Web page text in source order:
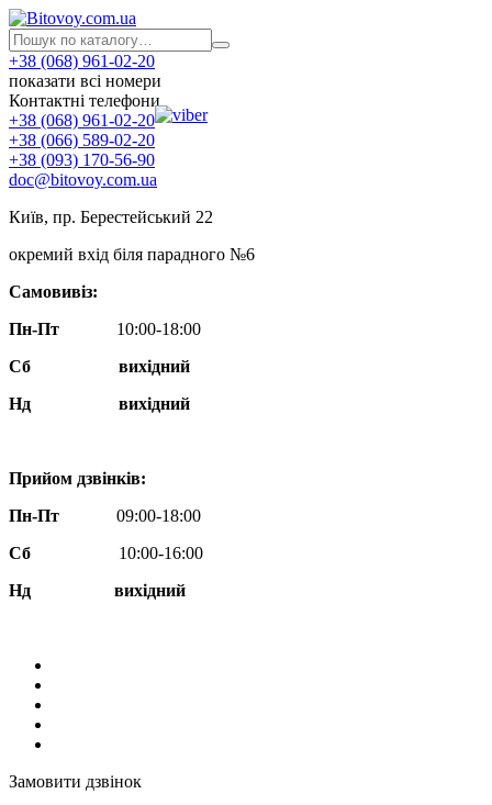
+38 (068) 961-02-20
показати всі номери
Контактні телефони
+38 (068) 961-02-20
+38 (066) 589-02-20
+38 (093) 170-56-90
doc@bitovoy.com.ua
Київ, пр. Берестейський 22
окремий вхід біля парадного №6
Самовивіз:
Пн-Пт
10:00-18:00
Сб
вихідний
Нд
вихідний
Прийом дзвінків:
Пн-Пт
09:00-18:00
Сб
10:00-16:00
Нд вихідний
Замовити дзвінок